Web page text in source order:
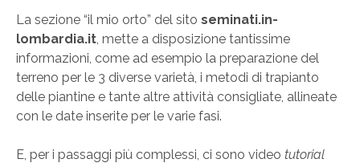
La sezione “il mio orto” del sito seminati.in-
lombardia.it , mette a disposizione tantissime
informazioni, come ad esempio la preparazione del
terreno per le 3 diverse varietà, i metodi di trapianto
delle piantine e tante altre attività consigliate, allineate
con le date inserite per le varie fasi.
E, per i passaggi più complessi, ci sono video tutorial